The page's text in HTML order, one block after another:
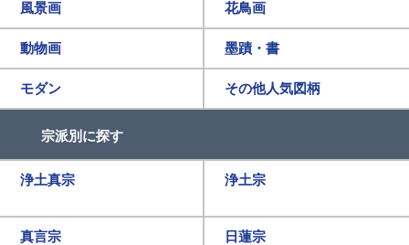
風景画 花鳥画
動物画 墨蹟・書
モダン その他人気図柄
宗派別に探す
浄土真宗 浄土宗
真言宗 日蓮宗